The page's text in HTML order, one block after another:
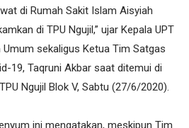
di Rumah Sakit Islam Aisyiah
di TPU Ngujil,” ujar Kepala UPT
sekaligus Ketua Tim Satgas
19, Taqruni Akbar saat ditemui di
Ngujil Blok V, Sabtu (27/6/2020).
ini mengatakan, meskipun Tim